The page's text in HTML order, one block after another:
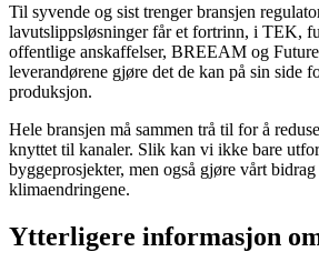
Til syvende og sist trenger bransjen
lavutslippsløsninger får et fortrinn, i TEK,
offentlige anskaffelser, BREEAM og
leverandørene gjøre det de kan på sin side
produksjon.
Hele bransjen må sammen trå til for å
knyttet til kanaler. Slik kan vi ikke bare
byggeprosjekter, men også gjøre vårt
klimaendringene.
Ytterligere informasjon